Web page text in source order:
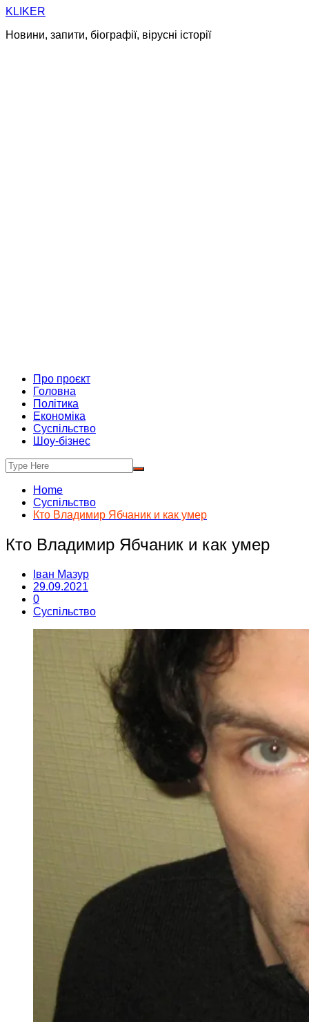
Skip
content
KLIKER
Новини, запити, біографії, вірусні історії
Про проєкт
Головна
Політика
Економіка
Суспільство
Шоу-бізнес
Home
Суспільство
Кто Владимир Ябчаник и как умер
Кто Владимир Ябчаник и как умер
Іван Мазур
29.09.2021
0
Суспільство